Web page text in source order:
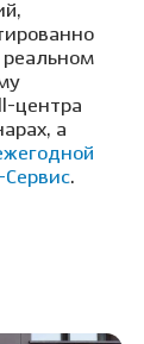
реальном
центра
а
.